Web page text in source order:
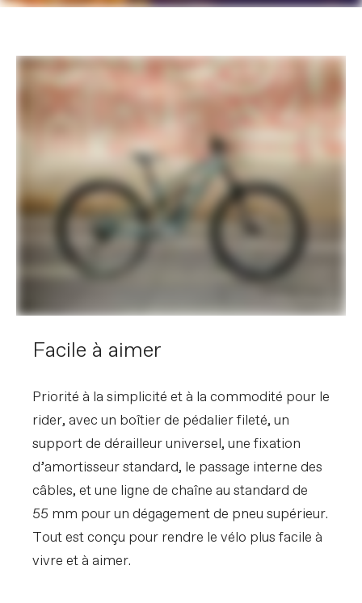
Facile à aimer
Priorité à la simplicité et à la commodité pour le
rider, avec un boîtier de pédalier fileté, un
support de dérailleur universel, une fixation
d’amortisseur standard, le passage interne des
câbles, et une ligne de chaîne au standard de
55 mm pour un dégagement de pneu supérieur.
Tout est conçu pour rendre le vélo plus facile à
vivre et à aimer.